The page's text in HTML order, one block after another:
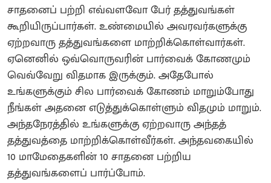
சாதனைப் பற்றி எவ்வளவோ பேர் தத்துவங்கள்
கூறியிருப்பார்கள். உண்மையில் அவரவர்களுக்கு
ஏற்றவாரு தத்துவங்களை மாற்றிக்கொள்வார்கள்.
ஏனெனில் ஒவ்வொருவரின் பார்வைக் கோணமும்
வெவ்வேறு விதமாக இருக்கும். அதேபோல்
உங்களுக்கும் சில பார்வைக் கோணம் மாறும்போது
நீங்கள் அதனை எடுத்துக்கொள்ளும் விதமும் மாறும்.
அந்தநேரத்தில் உங்களுக்கு ஏற்றவாரு அந்தத்
தத்துவத்தை மாற்றிக்கொள்வீர்கள். அந்தவகையில்
10 மாமேதைகளின் 10 சாதனை பற்றிய
தத்துவங்களைப் பார்ப்போம்.